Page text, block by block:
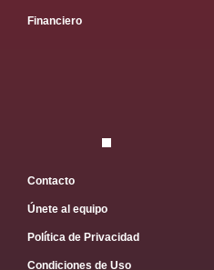
Financiero
Contacto
Únete al equipo
Política de Privacidad
Condiciones de Uso